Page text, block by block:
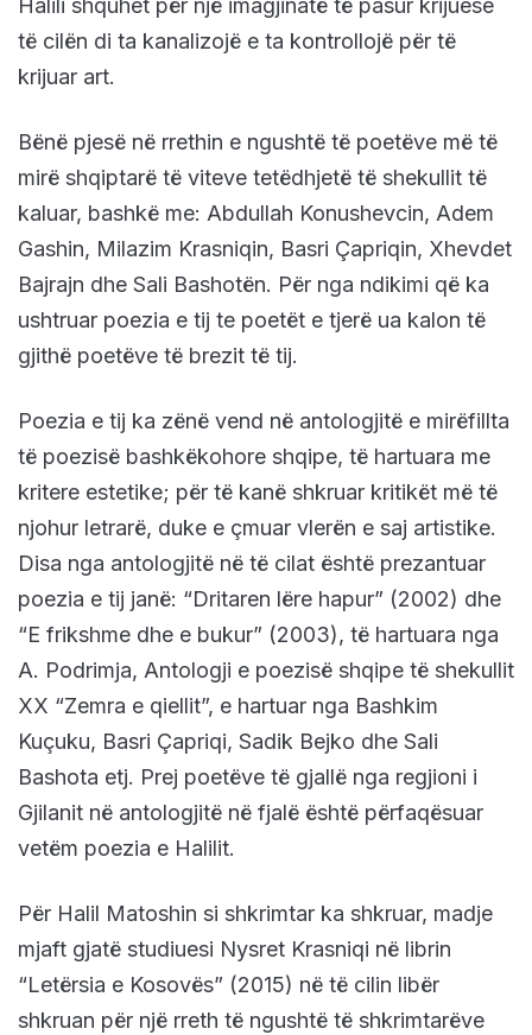
Halili shquhet për një imagjinatë të pasur krijuese
të cilën di ta kanalizojë e ta kontrollojë për të
krijuar art.
Bënë pjesë në rrethin e ngushtë të poetëve më të
mirë shqiptarë të viteve tetëdhjetë të shekullit të
kaluar, bashkë me: Abdullah Konushevcin, Adem
Gashin, Milazim Krasniqin, Basri Çapriqin, Xhevdet
Bajrajn dhe Sali Bashotën. Për nga ndikimi që ka
ushtruar poezia e tij te poetët e tjerë ua kalon të
gjithë poetëve të brezit të tij.
Poezia e tij ka zënë vend në antologjitë e mirëfillta
të poezisë bashkëkohore shqipe, të hartuara me
kritere estetike; për të kanë shkruar kritikët më të
njohur letrarë, duke e çmuar vlerën e saj artistike.
Disa nga antologjitë në të cilat është prezantuar
poezia e tij janë: “Dritaren lëre hapur” (2002) dhe
“E frikshme dhe e bukur” (2003), të hartuara nga
A. Podrimja, Antologji e poezisë shqipe të shekullit
XX “Zemra e qiellit”, e hartuar nga Bashkim
Kuçuku, Basri Çapriqi, Sadik Bejko dhe Sali
Bashota etj. Prej poetëve të gjallë nga regjioni i
Gjilanit në antologjitë në fjalë është përfaqësuar
vetëm poezia e Halilit.
Për Halil Matoshin si shkrimtar ka shkruar, madje
mjaft gjatë studiuesi Nysret Krasniqi në librin
“Letërsia e Kosovës” (2015) në të cilin libër
shkruan për një rreth të ngushtë të shkrimtarëve